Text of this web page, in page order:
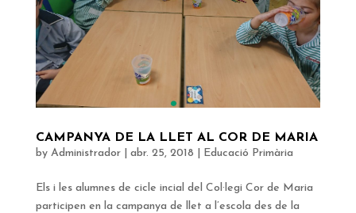
CAMPANYA DE LA LLET AL COR DE MARIA
by Administrador| abr. 25, 2018 Educació Primària
Els i les alumnes de cicle incial del Col·legi Cor de Maria
participen en la campanya de llet a l’escola des de la